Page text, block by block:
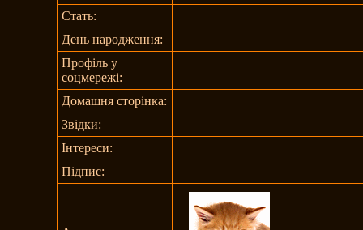
Стать:
День народження:
Профіль у
соцмережі:
Домашня сторінка:
Звідки:
Інтереси:
Підпис: